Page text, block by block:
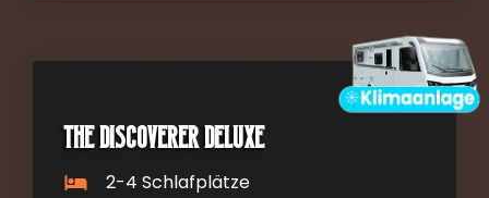
The Discoverer DELUXE
2-4 Schlafplätze